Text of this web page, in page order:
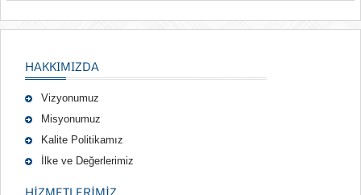
HAKKIMIZDA
Vizyonumuz
Misyonumuz
Kalite Politikamız
İlke ve Değerlerimiz
HIZMETLERIMIZ